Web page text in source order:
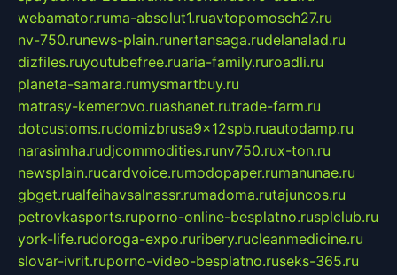
webamator.ruma-absolut1.ruavtopomosch27.ru
nv-750.runews-plain.runertansaga.rudelanalad.ru
dizfiles.ruyoutubefree.ruaria-family.ruroadli.ru
planeta-samara.rumysmartbuy.ru
matrasy-kemerovo.ruashanet.rutrade-farm.ru
dotcustoms.rudomizbrusa9x12spb.ruautodamp.ru
narasimha.rudjcommodities.runv750.rux-ton.ru
newsplain.rucardvoice.rumodopaper.rumanunae.ru
gbget.rualfeihavsalnassr.rumadoma.rutajuncos.ru
petrovkasports.ruporno-online-besplatno.rusplclub.ru
york-life.rudoroga-expo.ruribery.rucleanmedicine.ru
slovar-ivrit.ruporno-video-besplatno.ruseks-365.ru